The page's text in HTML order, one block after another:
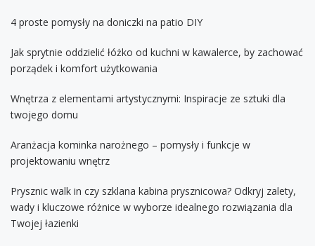
4 proste pomysły na doniczki na patio DIY
Jak sprytnie oddzielić łóżko od kuchni w kawalerce, by zachować
porządek i komfort użytkowania
Wnętrza z elementami artystycznymi: Inspiracje ze sztuki dla
twojego domu
Aranżacja kominka narożnego – pomysły i funkcje w
projektowaniu wnętrz
Prysznic walk in czy szklana kabina prysznicowa? Odkryj zalety,
wady i kluczowe różnice w wyborze idealnego rozwiązania dla
Twojej łazienki